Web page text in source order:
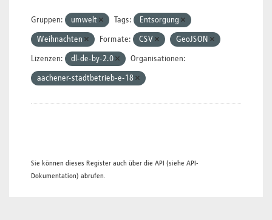
Gruppen: umwelt Tags: Entsorgung
Weihnachten Formate: CSV GeoJSON
Lizenzen: dl-de-by-2.0 Organisationen:
aachener-stadtbetrieb-e-18
Sie können dieses Register auch über die API (siehe API-
Dokumentation) abrufen.